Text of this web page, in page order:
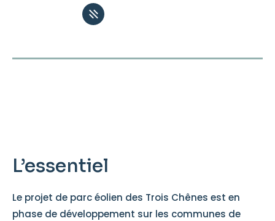
L’essentiel
Le projet de parc éolien des Trois Chênes est en
phase de développement sur les communes de